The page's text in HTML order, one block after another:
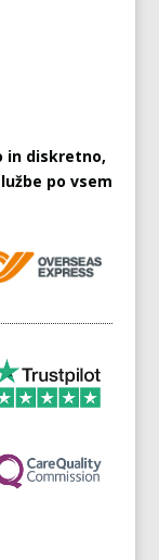
in diskretno,
po vsem